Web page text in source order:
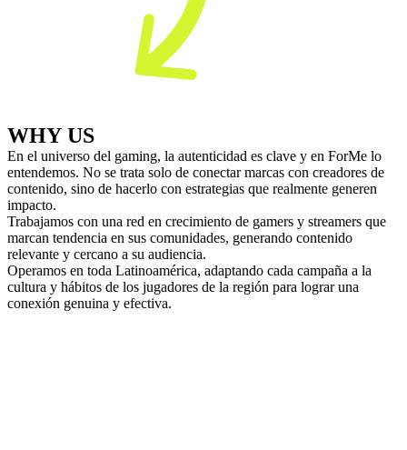
WHY US
En el universo del gaming, la autenticidad es clave y en ForMe lo
entendemos. No se trata solo de conectar marcas con creadores de
contenido, sino de hacerlo con estrategias que realmente generen
impacto.
Trabajamos con una red en crecimiento de gamers y streamers que
marcan tendencia en sus comunidades, generando contenido
relevante y cercano a su audiencia.
Operamos en toda Latinoamérica, adaptando cada campaña a la
cultura y hábitos de los jugadores de la región para lograr una
conexión genuina y efectiva.